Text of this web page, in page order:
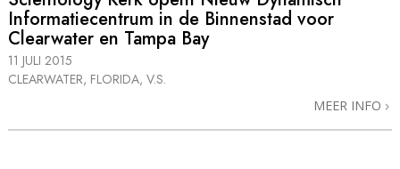
Informatiecentrum in de Binnenstad voor
Clearwater en Tampa Bay
11 JULI 2015
CLEARWATER, FLORIDA, V.S.
MEER INFO